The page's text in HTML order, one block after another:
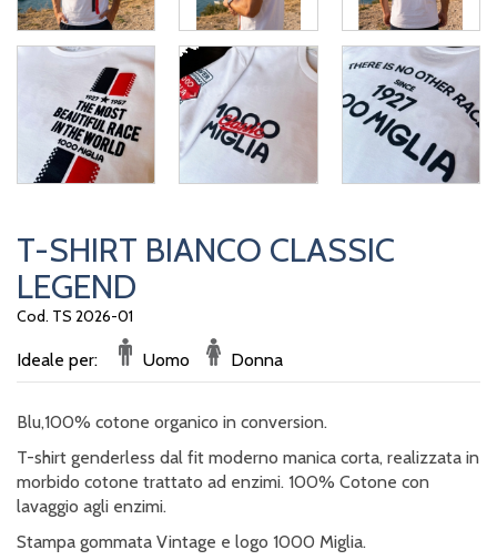
T-SHIRT BIANCO CLASSIC
LEGEND
Cod. TS 2026-01
Ideale per: Uomo Donna
Blu,100% cotone organico in conversion.
T-shirt genderless dal fit moderno manica corta, realizzata in
morbido cotone trattato ad enzimi. 100% Cotone con
lavaggio agli enzimi.
Stampa gommata Vintage e logo 1000 Miglia.